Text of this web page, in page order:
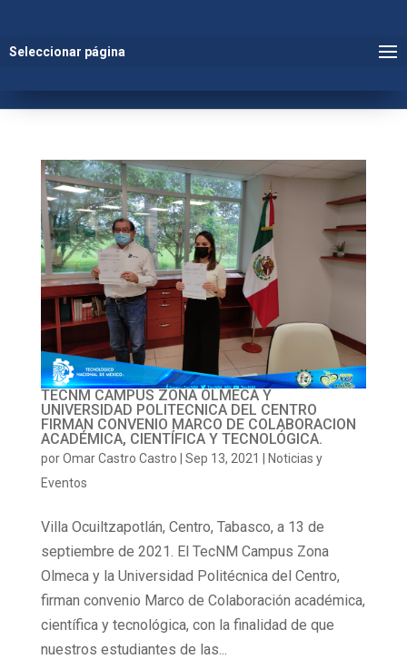
Seleccionar página
TECNM CAMPUS ZONA OLMECA Y
UNIVERSIDAD POLITECNICA DEL CENTRO
FIRMAN CONVENIO MARCO DE COLABORACION
ACADÉMICA, CIENTÍFICA Y TECNOLÓGICA.
porOmar Castro Castro Sep 13, 2021
Noticias y
Eventos
Villa Ocuiltzapotlán, Centro, Tabasco, a 13 de
septiembre de 2021. El TecNM Campus Zona
Olmeca y la Universidad Politécnica del Centro,
firman convenio Marco de Colaboración académica,
científica y tecnológica, con la finalidad de que
nuestros estudiantes de las...